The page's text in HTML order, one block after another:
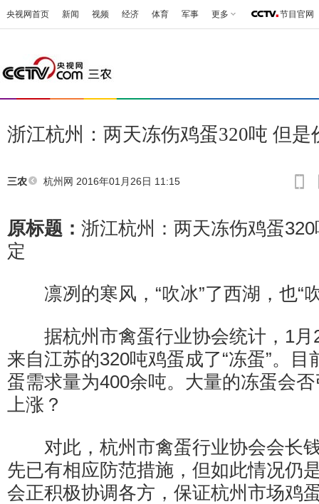
央视网首页 新闻 视频 经济 体育 军事 更多 节目官网
浙江杭州：两天冻伤鸡蛋320吨 但是
三农 杭州网 2016年01月26日 11:15
原标题： 浙江杭州：两天冻伤鸡蛋
定
凛冽的寒风，“吹冰”了西湖，也“
据杭州市禽蛋行业协会统计，1月
来自江苏的320吨鸡蛋成了“冻蛋”。
蛋需求量为400余吨。大量的冻蛋会
上涨？
对此，杭州市禽蛋行业协会会长
先已有相应防范措施，但如此情况仍
会正积极协调各方，保证杭州市场鸡